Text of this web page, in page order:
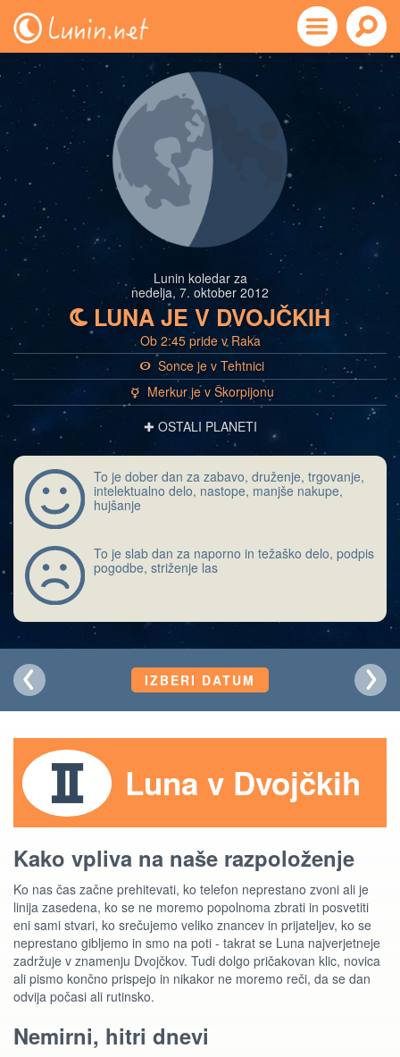
Lunin koledar za
nedelja, 7. oktober 2012
b LUNA JE V DVOJČKIH
Ob 2:45 pride v Raka
a Sonce je v Tehtnici
c Merkur je v Škorpijonu
✚ OSTALI PLANETI
To je dober dan za zabavo, druženje, trgovanje,
intelektualno delo, nastope, manjše nakupe,
hujšanje
To je slab dan za naporno in težaško delo, podpis
pogodbe, striženje las
IZBERI DATUM
Luna v Dvojčkih
Kako vpliva na naše razpoloženje
Ko nas čas začne prehitevati, ko telefon neprestano zvoni ali je
linija zasedena, ko se ne moremo popolnoma zbrati in posvetiti
eni sami stvari, ko srečujemo veliko znancev in prijateljev, ko se
neprestano gibljemo in smo na poti - takrat se Luna najverjetneje
zadržuje v znamenju Dvojčkov. Tudi dolgo pričakovan klic, novica
ali pismo končno prispejo in nikakor ne moremo reči, da se dan
odvija počasi ali rutinsko.
Nemirni, hitri dnevi